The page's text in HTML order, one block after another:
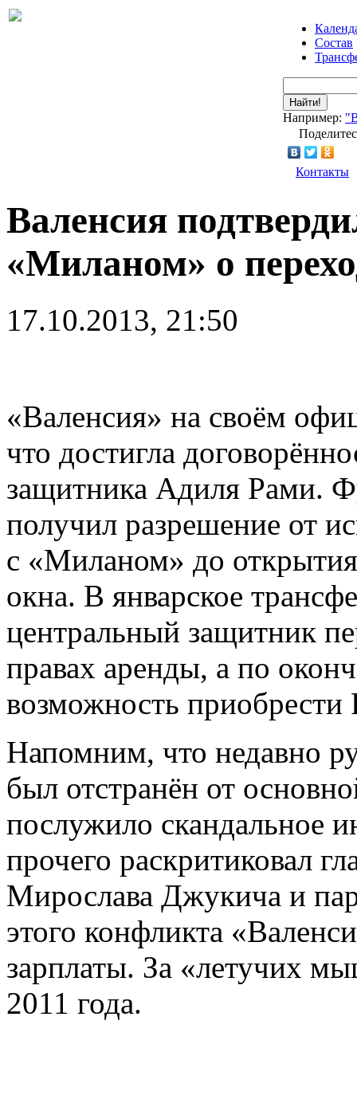
Состав
Найти!
Например:
Контакты
Валенсия
«Миланом» о
17.10.2013, 21:50
«Валенсия» на своём
что достигла
защитника Адиля Рами.
получил разрешение от
с «Миланом» до
окна. В январское
центральный защитник
правах аренды, а по
возможность приобрести
Напомним, что недавно
был отстранён от
послужило скандальное
прочего раскритиковал
Мирослава Джукича и
этого конфликта
зарплаты. За «летучих
2011 года.